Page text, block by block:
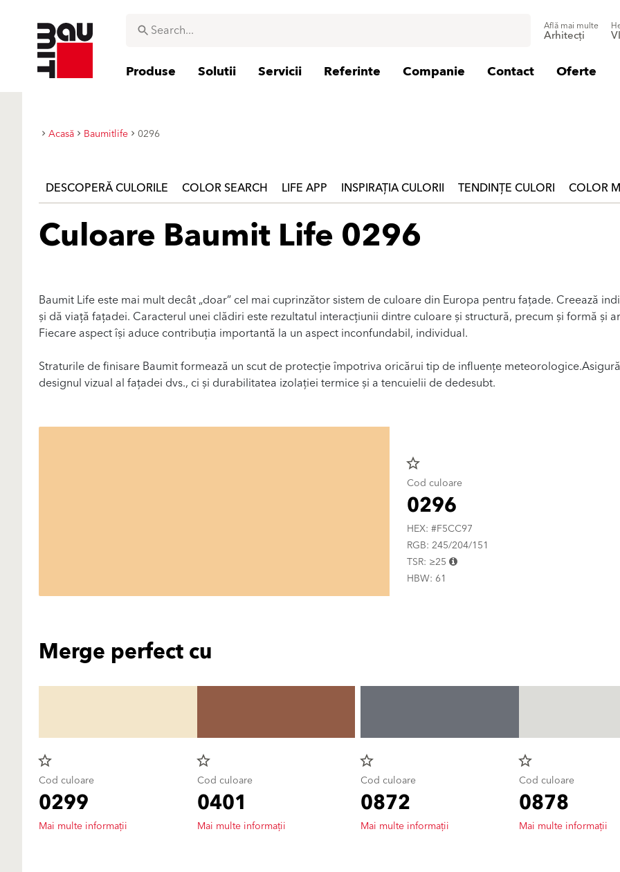
Află mai multe
Arhitecți
Produse Solutii Servicii Referinte Companie Contact Oferte
Acasă Baumitlife 0296
DESCOPERĂ CULORILE COLOR SEARCH LIFE APP INSPIRAȚIA CULORII TENDINȚE CULORI COLOR
Culoare Baumit Life 0296
Baumit Life este mai mult decât „doar” cel mai cuprinzător sistem de culoare din Europa pentru fațade. Creează
și dă viață fațadei. Caracterul unei clădiri este rezultatul interacțiunii dintre culoare și structură, precum și formă și
Fiecare aspect își aduce contribuția importantă la un aspect inconfundabil, individual.
Straturile de finisare Baumit formează un scut de protecție împotriva oricărui tip de influențe
designul vizual al fațadei dvs., ci și durabilitatea izolației termice și a tencuielii de dedesubt.
star_border
Cod culoare
0296
HEX: #F5CC97
RGB: 245/204/151
TSR: ≥25
HBW: 61
Merge perfect cu
star_border
Cod culoare
0299
Mai multe informații
star_border
Cod culoare
0401
Mai multe informații
star_border
Cod culoare
0872
Mai multe informații
star_border
Cod culoare
0878
Mai multe informații